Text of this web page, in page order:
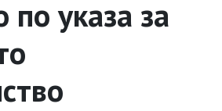
по указа за